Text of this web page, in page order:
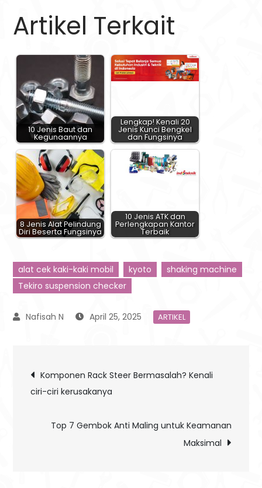
Artikel Terkait
10 Jenis Baut dan
Kegunaannya
Lengkap! Kenali 20
Jenis Kunci Bengkel
dan Fungsinya
8 Jenis Alat Pelindung
Diri Beserta Fungsinya
10 Jenis ATK dan
Perlengkapan Kantor
Terbaik
alat cek kaki-kaki mobil kyoto
shaking machine
Tekiro suspension checker
April 25, 2025 ARTIKEL
Post
navigation
Komponen Rack Steer Bermasalah? Kenali
ciri-ciri kerusakanya
Top 7 Gembok Anti Maling untuk Keamanan
Maksimal